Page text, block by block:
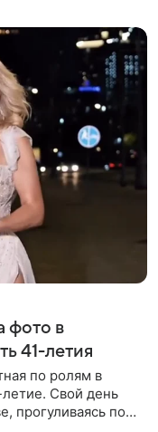
фото в
41-летия
по ролям в
Свой день
прогуливаясь по